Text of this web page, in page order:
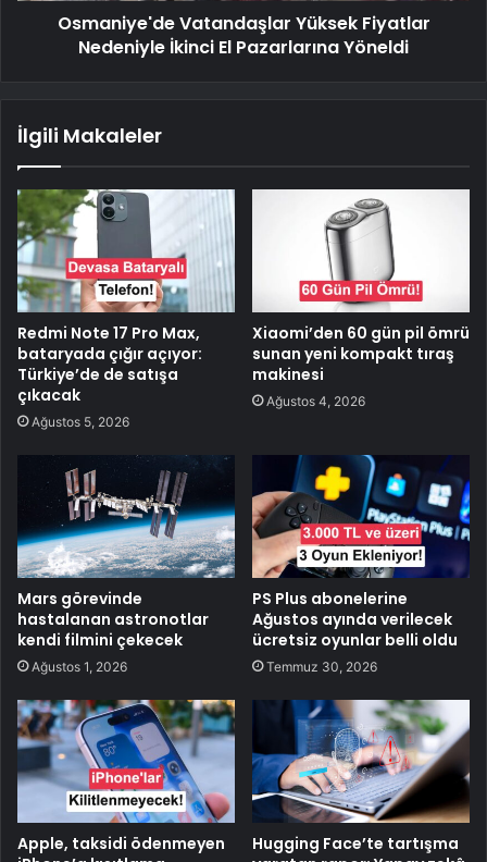
Osmaniye'de Vatandaşlar Yüksek Fiyatlar
Nedeniyle İkinci El Pazarlarına Yöneldi
İlgili Makaleler
Redmi Note 17 Pro Max,
bataryada çığır açıyor:
Türkiye’de de satışa
çıkacak
Ağustos 5, 2026
Xiaomi’den 60 gün pil ömrü
sunan yeni kompakt tıraş
makinesi
Ağustos 4, 2026
Mars görevinde
hastalanan astronotlar
kendi filmini çekecek
Ağustos 1, 2026
PS Plus abonelerine
Ağustos ayında verilecek
ücretsiz oyunlar belli oldu
Temmuz 30, 2026
Apple, taksidi ödenmeyen
Hugging Face’te tartışma